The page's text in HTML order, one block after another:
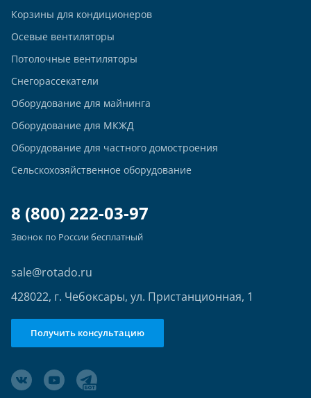
Корзины для кондиционеров
Осевые вентиляторы
Потолочные вентиляторы
Снегорассекатели
Оборудование для майнинга
Оборудование для МКЖД
Оборудование для частного домостроения
Сельскохозяйственное оборудование
8 (800) 222-03-97
Звонок по России бесплатный
sale@rotado.ru
428022, г. Чебоксары, ул. Пристанционная, 1
Получить консультацию